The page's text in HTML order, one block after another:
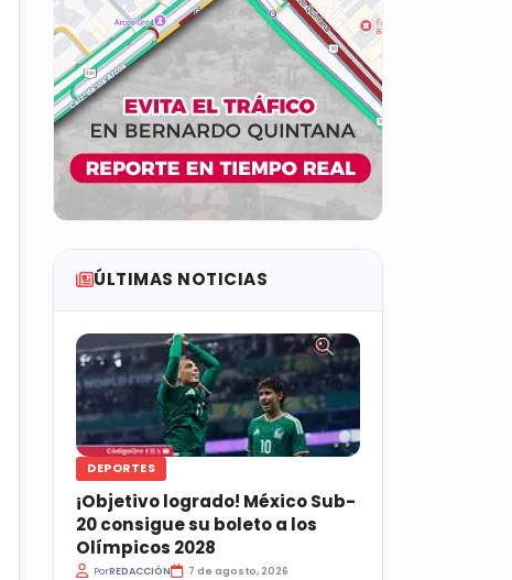
ÚLTIMAS NOTICIAS
DEPORTES
¡Objetivo logrado! México Sub-
20 consigue su boleto a los
Olímpicos 2028
PorREDACCIÓN 7 de agosto, 2026